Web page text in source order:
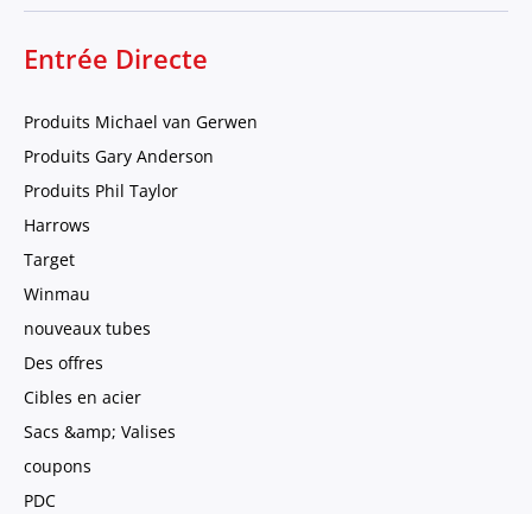
Entrée Directe
Produits Michael van Gerwen
Produits Gary Anderson
Produits Phil Taylor
Harrows
Target
Winmau
nouveaux tubes
Des offres
Cibles en acier
Sacs &amp; Valises
coupons
PDC